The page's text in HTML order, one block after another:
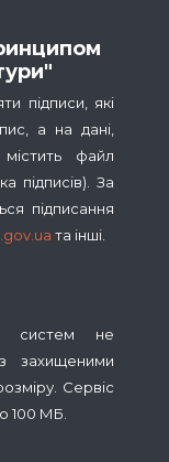
підписи, які
а на дані,
файл
підписів). За
підписання
та інші.
систем не
захищеними
Сервіс
100 МБ.